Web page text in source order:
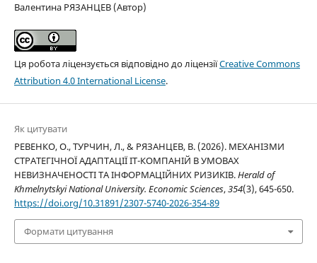
Валентина РЯЗАНЦЕВ (Автор)
Ця робота ліцензується відповідно до ліцензіїCreative Commons
Attribution 4.0 International License.
Як цитувати
РЕВЕНКО, О., ТУРЧИН, Л., & РЯЗАНЦЕВ, В. (2026). МЕХАНІЗМИ
СТРАТЕГІЧНОЇ АДАПТАЦІЇ ІТ-КОМПАНІЙ В УМОВАХ
НЕВИЗНАЧЕНОСТІ ТА ІНФОРМАЦІЙНИХ РИЗИКІВ.Herald of
Khmelnytskyi National University. Economic Sciences,354(3), 645-650.
https://doi.org/10.31891/2307-5740-2026-354-89
Формати цитування